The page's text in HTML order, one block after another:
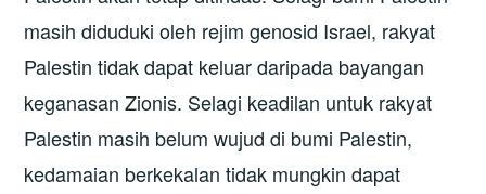
masih diduduki oleh rejim genosid Israel, rakyat
Palestin tidak dapat keluar daripada bayangan
keganasan Zionis. Selagi keadilan untuk rakyat
Palestin masih belum wujud di bumi Palestin,
kedamaian berkekalan tidak mungkin dapat